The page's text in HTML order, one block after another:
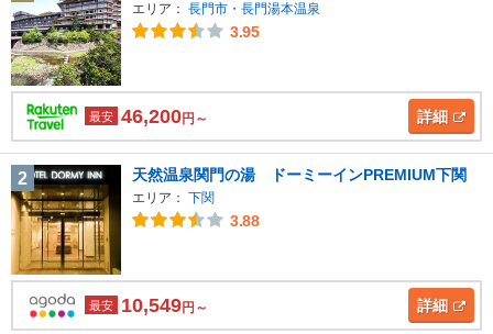
エリア： 長門市・長門湯本温泉
3.95
最安 46,200円～ 詳細
2 天然温泉関門の湯 ドーミーインPREMIUM下関
エリア： 下関
3.88
最安 10,549円～ 詳細